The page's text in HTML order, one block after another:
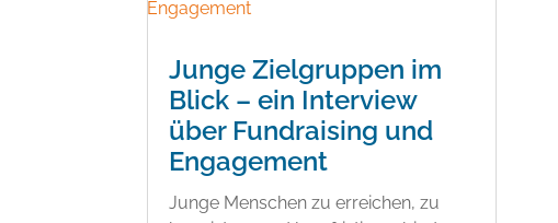
Junge Zielgruppen im
Blick – ein Interview
über Fundraising und
Engagement
Junge Menschen zu erreichen, zu